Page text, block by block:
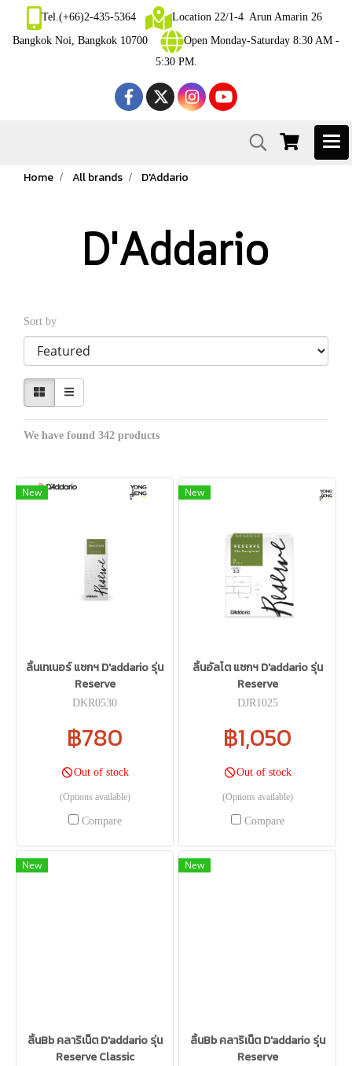
Tel.(+66)2-435-5364
Location 22/1-4 Arun Amarin 26
Bangkok Noi, Bangkok 10700
Open Monday-Saturday 8:30 AM -
5:30 PM.
Home All brands D'Addario
D'Addario
Sort by
We have found 342 products
New
ลิ้นเทเนอร์ แซกฯ D'addario รุ่น
Reserve
DKR0530
฿780
Out of stock
(Options available)
Compare
New
ลิ้นอัลโต แซกฯ D'addario รุ่น
Reserve
DJR1025
฿1,050
Out of stock
(Options available)
Compare
New
ลิ้นBb คลาริเน็ต D'addario รุ่น
Reserve Classic
New
ลิ้นBb คลาริเน็ต D'addario รุ่น
Reserve